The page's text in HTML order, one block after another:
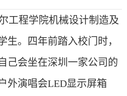
工程学院机械设计制造及
生。四年前踏入校门时，
己会坐在深圳 一家公司的
外演唱会LED显示屏箱